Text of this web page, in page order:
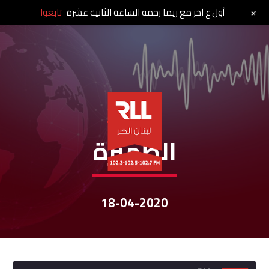
نشرات الأخبار
الظّهيرة
18-04-2020
أول ع آخر مع ريما رحمة الساعة الثانية عشرة تابعوا +